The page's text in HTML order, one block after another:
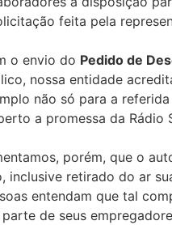
feita pela
o envio do Pedido de
nossa entidade
não só para a
a promessa da Rádio
porém, que o
inclusive retirado do ar
entendam que tal
de seus